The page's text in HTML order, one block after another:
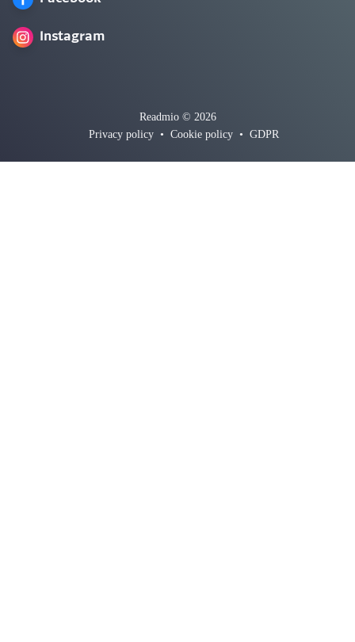
Instagram
Readmio © 2026
Privacy policy • Cookie policy • GDPR